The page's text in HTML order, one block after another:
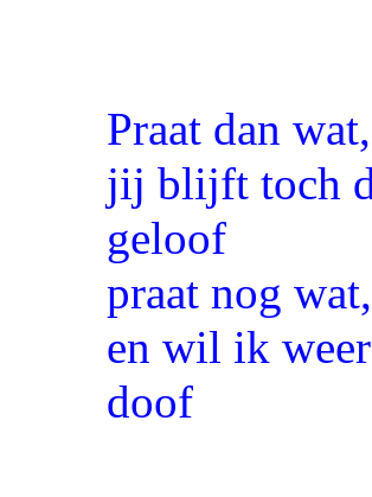
Praat dan
jij blijft toch
geloof
praat nog
en wil ik
doof